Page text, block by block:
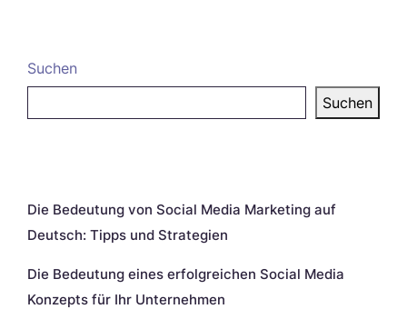
Suchen
Suchen
Die Bedeutung von Social Media Marketing auf
Deutsch: Tipps und Strategien
Die Bedeutung eines erfolgreichen Social Media
Konzepts für Ihr Unternehmen